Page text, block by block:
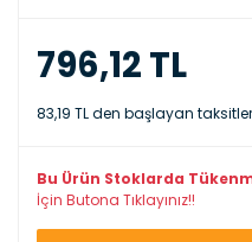
796,12 TL
83,19 TL den başlayan
Bu Ürün Stoklarda
İçin Butona Tıklayınız!!